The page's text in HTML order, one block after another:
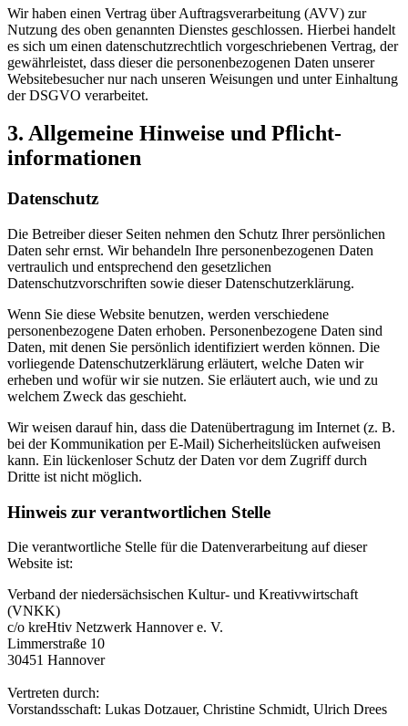
Wir haben einen Vertrag über Auftragsverarbeitung (AVV) zur
Nutzung des oben genannten Dienstes geschlossen. Hierbei handelt
es sich um einen datenschutzrechtlich vorgeschriebenen Vertrag, der
gewährleistet, dass dieser die personenbezogenen Daten unserer
Websitebesucher nur nach unseren Weisungen und unter Einhaltung
der DSGVO verarbeitet.
3. Allgemeine Hinweise und Pflicht­
informationen
Datenschutz
Die Betreiber dieser Seiten nehmen den Schutz Ihrer persönlichen
Daten sehr ernst. Wir behandeln Ihre personenbezogenen Daten
vertraulich und entsprechend den gesetzlichen
Datenschutzvorschriften sowie dieser Datenschutzerklärung.
Wenn Sie diese Website benutzen, werden verschiedene
personenbezogene Daten erhoben. Personenbezogene Daten sind
Daten, mit denen Sie persönlich identifiziert werden können. Die
vorliegende Datenschutzerklärung erläutert, welche Daten wir
erheben und wofür wir sie nutzen. Sie erläutert auch, wie und zu
welchem Zweck das geschieht.
Wir weisen darauf hin, dass die Datenübertragung im Internet (z. B.
bei der Kommunikation per E-Mail) Sicherheitslücken aufweisen
kann. Ein lückenloser Schutz der Daten vor dem Zugriff durch
Dritte ist nicht möglich.
Hinweis zur verantwortlichen Stelle
Die verantwortliche Stelle für die Datenverarbeitung auf dieser
Website ist:
Verband der niedersächsischen Kultur- und Kreativwirtschaft
(VNKK)
c/o kreHtiv Netzwerk Hannover e. V.
Limmerstraße 10
30451 Hannover
Vertreten durch:
Vorstandsschaft: Lukas Dotzauer, Christine Schmidt, Ulrich Drees